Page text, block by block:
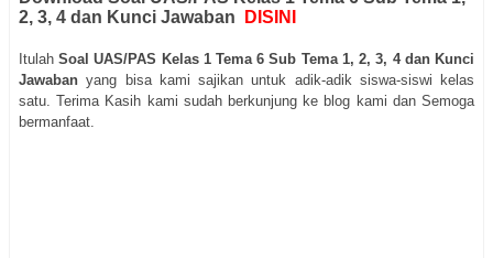
2, 3, 4 dan Kunci Jawaban
DISINI
Itulah Soal UAS/PAS Kelas 1 Tema 6 Sub Tema 1, 2, 3, 4 dan Kunci
Jawaban yang bisa kami sajikan untuk adik-adik siswa-siswi kelas
satu. Terima Kasih kami sudah berkunjung ke blog kami dan Semoga
bermanfaat.